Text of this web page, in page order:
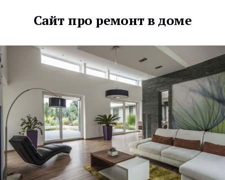
Сайт про ремонт в доме